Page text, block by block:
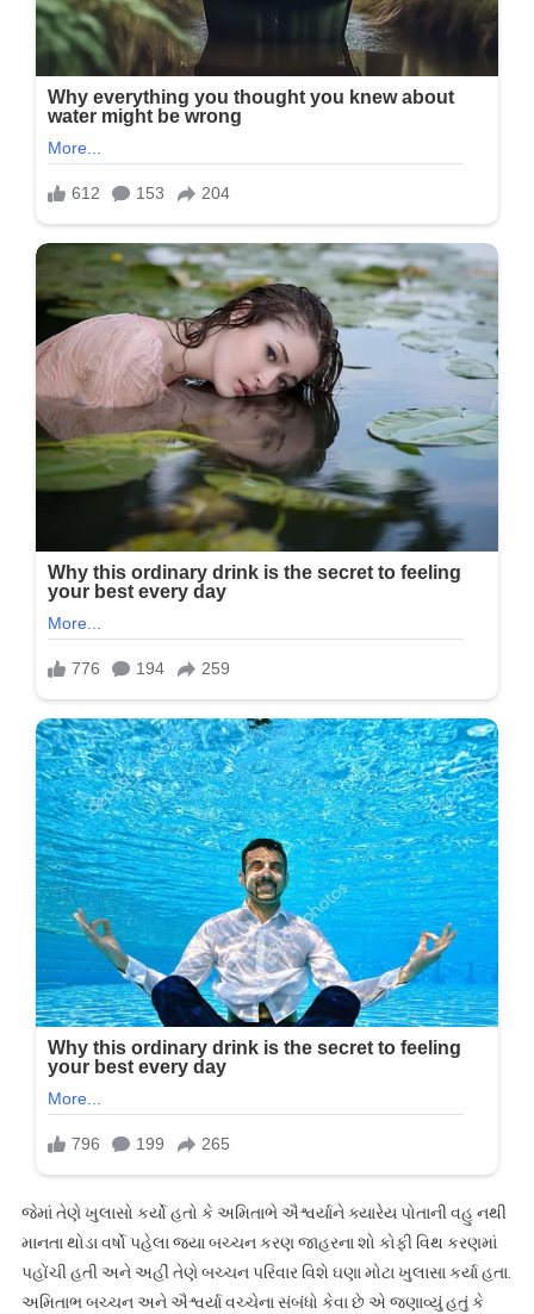
જેમાં તેણે ખુલાસો કર્યો હતો કે અમિતાભે ઐશ્વર્યાને ક્યારેય પોતાની વહુ નથી
માનતા થોડા વર્ષો પહેલા જયા બચ્ચન કરણ જાહરના શો કોફી વિથ કરણમાં
પહોંચી હતી અને અહીં તેણે બચ્ચન પરિવાર વિશે ઘણા મોટા ખુલાસા કર્યા હતા.
અમિતાભ બચ્ચન અને ઐશ્વર્યા વચ્ચેના સંબંધો કેવા છે એ જણાવ્યું હતું કે